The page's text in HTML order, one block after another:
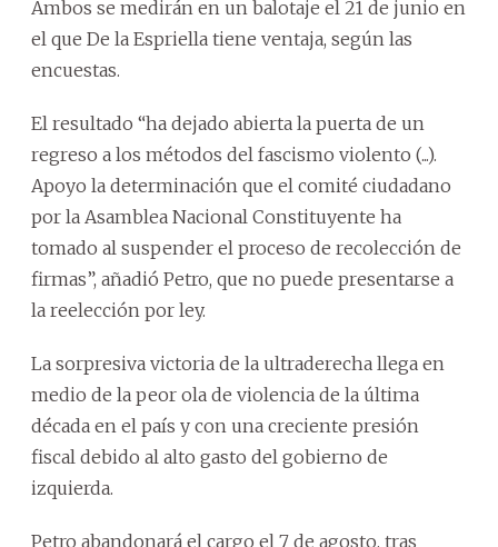
Ambos se medirán en un balotaje el 21 de junio en
el que De la Espriella tiene ventaja, según las
encuestas.
El resultado “ha dejado abierta la puerta de un
regreso a los métodos del fascismo violento (...).
Apoyo la determinación que el comité ciudadano
por la Asamblea Nacional Constituyente ha
tomado al suspender el proceso de recolección de
firmas”, añadió Petro, que no puede presentarse a
la reelección por ley.
La sorpresiva victoria de la ultraderecha llega en
medio de la peor ola de violencia de la última
década en el país y con una creciente presión
fiscal debido al alto gasto del gobierno de
izquierda.
Petro abandonará el cargo el 7 de agosto, tras